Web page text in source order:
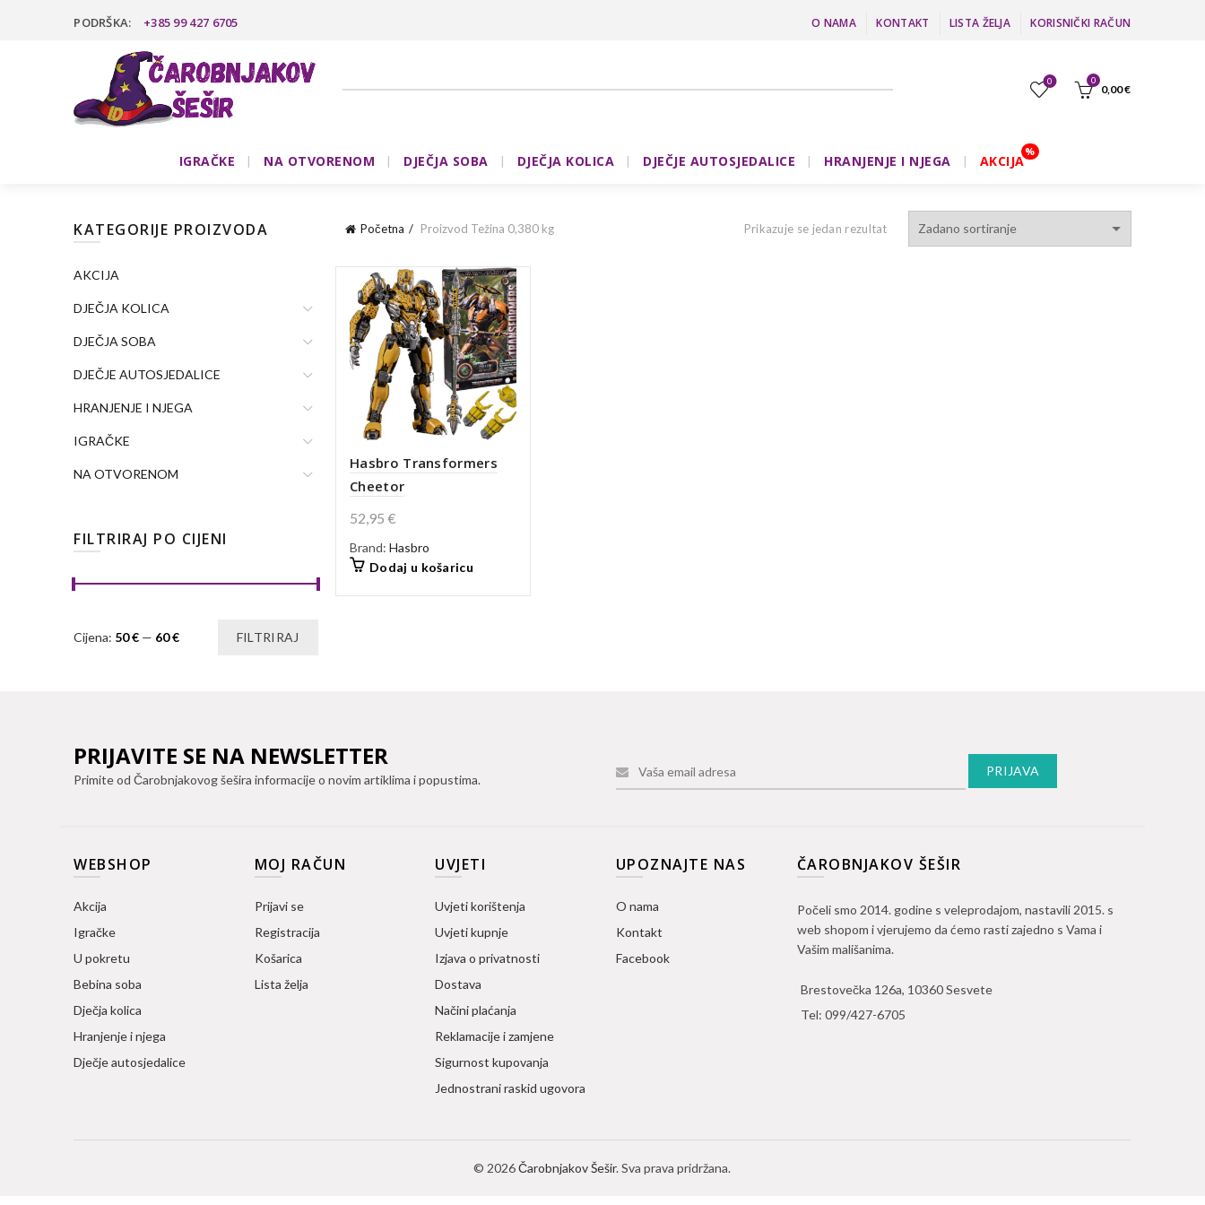
PODRŠKA: +385 99 427 6705 O NAMA KONTAKT LISTA ŽELJA KORISNIČKI RAČUN
0 0
0,00€
IGRAČKE NA OTVORENOM DJEČJA SOBA DJEČJA KOLICA DJEČJE AUTOSJEDALICE HRANJENJE I NJEGA AKCIJA
Početna Proizvod Težina 0,380 kg Prikazuje se jedan rezultat
Hasbro Transformers
Cheetor
52,95€
Brand:Hasbro
Dodaj u košaricu
KATEGORIJE PROIZVODA
AKCIJA
DJEČJA KOLICA
DJEČJA SOBA
DJEČJE AUTOSJEDALICE
HRANJENJE I NJEGA
IGRAČKE
NA OTVORENOM
FILTRIRAJ PO CIJENI
Min
Maks
FILTRIRAJ
Cijena: 50 € — 60 €
PRIJAVITE SE NA NEWSLETTER
Primite od Čarobnjakovog šešira informacije o novim artiklima i popustima.
WEBSHOP
Akcija
Igračke
U pokretu
Bebina soba
Dječja kolica
Hranjenje i njega
Dječje autosjedalice
MOJ RAČUN
Prijavi se
Registracija
Košarica
Lista želja
UVJETI
Uvjeti korištenja
Uvjeti kupnje
Izjava o privatnosti
Dostava
Načini plaćanja
Reklamacije i zamjene
Sigurnost kupovanja
Jednostrani raskid ugovora
UPOZNAJTE NAS
O nama
Kontakt
Facebook
ČAROBNJAKOV ŠEŠIR
Počeli smo 2014. godine s veleprodajom, nastavili 2015. s
web shopom i vjerujemo da ćemo rasti zajedno s Vama i
Vašim mališanima.
Brestovečka 126a, 10360 Sesvete
Tel: 099/427-6705
© 2026Čarobnjakov Šešir. Sva prava pridržana.